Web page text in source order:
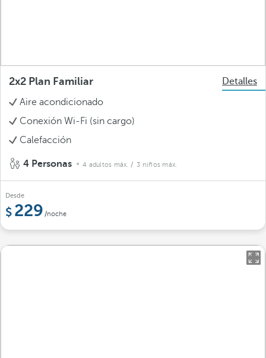
2x2 Plan Familiar
Detalles
Aire acondicionado
Conexión Wi-Fi (sin cargo)
Calefacción
4 Personas 4 adultos máx. / 3 niños máx.
Desde
229 /noche